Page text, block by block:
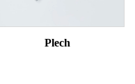
Plech